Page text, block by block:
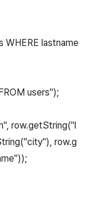
WHERE lastname
users");
row.getString("l
row.g